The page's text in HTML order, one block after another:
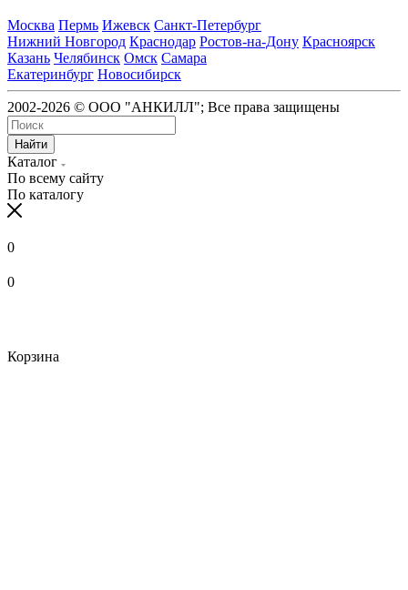
Москва Пермь Ижевск Санкт-Петербург
Нижний Новгород Краснодар Ростов-на-Дону Красноярск
Казань Челябинск Омск Самара
Екатеринбург Новосибирск
2002-2026 © ООО "АНКИЛЛ"; Все права защищены
Найти
Каталог
По всему сайту
По каталогу
0
0
Корзина